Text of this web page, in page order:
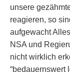
unsere
reagieren, so
aufgewacht
NSA und
nicht wirklich